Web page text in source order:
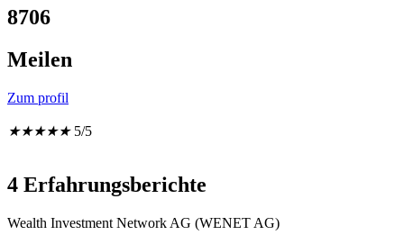
8706
Meilen
Zum profil
★★★★★ 5/5
4 Erfahrungsberichte
Wealth Investment Network AG (WENET AG)